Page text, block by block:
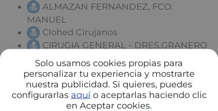
Solo usamos cookies propias para
personalizar tu experiencia y mostrarte
nuestra publicidad. Si quieres, puedes
configurarlas aquío aceptarlas haciendo clic
en Aceptar cookies.
ALMAZAN FERNANDEZ, FCO.
MANUEL
Clohed Cirujanos
CIRUGIA GENERAL - DRES.GRANERO
Y GARCIA